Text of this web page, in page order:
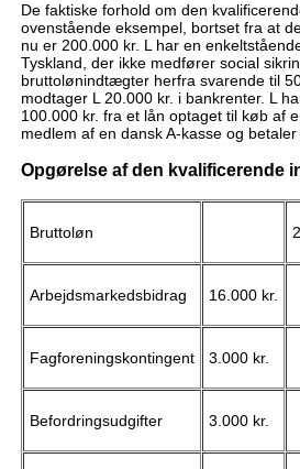
De faktiske forhold om den
ovenstående eksempel, bortset fra at
nu er 200.000 kr. L har en
Tyskland, der ikke medfører social
bruttolønindtægter herfra svarende til
modtager L 20.000 kr. i bankrenter. L
100.000 kr. fra et lån optaget til køb af
medlem af en dansk A-kasse og
Opgørelse af den kvalificerende
Bruttoløn
Arbejdsmarkedsbidrag 16.000 kr.
Fagforeningskontingent 3.000 kr.
Befordringsudgifter 3.000 kr.